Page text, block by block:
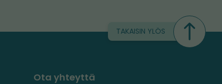
TAKAISIN YLÖS
Ota yhteyttä